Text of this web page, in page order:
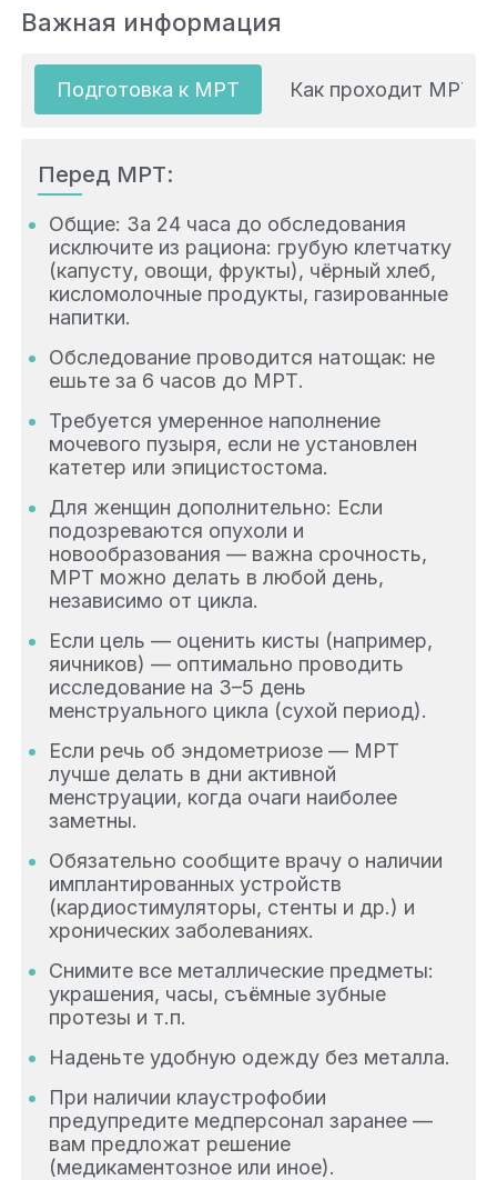
Важная информация
Подготовка к МРТ Как проходит МРТ
Перед МРТ:
Общие: За 24 часа до обследования
исключите из рациона: грубую клетчатку
(капусту, овощи, фрукты), чёрный хлеб,
кисломолочные продукты, газированные
напитки.
Обследование проводится натощак: не
ешьте за 6 часов до МРТ.
Требуется умеренное наполнение
мочевого пузыря, если не установлен
катетер или эпицистостома.
Для женщин дополнительно: Если
подозреваются опухоли и
новообразования — важна срочность,
МРТ можно делать в любой день,
независимо от цикла.
Если цель — оценить кисты (например,
яичников) — оптимально проводить
исследование на 3–5 день
менструального цикла (сухой период).
Если речь об эндометриозе — МРТ
лучше делать в дни активной
менструации, когда очаги наиболее
заметны.
Обязательно сообщите врачу о наличии
имплантированных устройств
(кардиостимуляторы, стенты и др.) и
хронических заболеваниях.
Снимите все металлические предметы:
украшения, часы, съёмные зубные
протезы и т.п.
Наденьте удобную одежду без металла.
При наличии клаустрофобии
предупредите медперсонал заранее —
вам предложат решение
(медикаментозное или иное).